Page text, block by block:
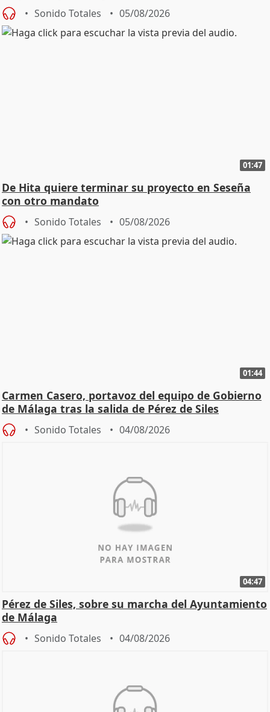
Sonido Totales 05/08/2026
01:47
De Hita quiere terminar su proyecto en Seseña
con otro mandato
Sonido Totales 05/08/2026
01:44
Carmen Casero, portavoz del equipo de Gobierno
de Málaga tras la salida de Pérez de Siles
Sonido Totales 04/08/2026
04:47
Pérez de Siles, sobre su marcha del Ayuntamiento
de Málaga
Sonido Totales 04/08/2026